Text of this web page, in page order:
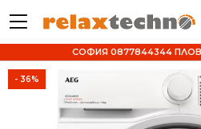
СОФИЯ 0877844344
- 36%